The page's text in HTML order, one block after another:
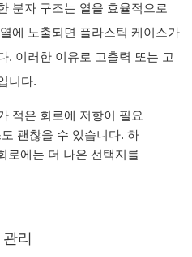
분자 구조는 열을 효율적으로
에 노출되면 플라스틱 케이스가
. 이러한 이유로 고출력 또는 고
니다.
적은 회로에 저항이 필요
괜찮을 수 있습니다. 하
로에는 더 나은 선택지를
리